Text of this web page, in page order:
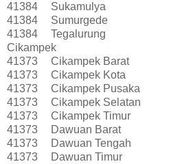
41384
Sukamulya
41384
Sumurgede
41384
Tegalurung
Cikampek
41373
Cikampek Barat
41373
Cikampek Kota
41373
Cikampek Pusaka
41373
Cikampek Selatan
41373
Cikampek Timur
41373
Dawuan Barat
41373
Dawuan Tengah
41373
Dawuan Timur